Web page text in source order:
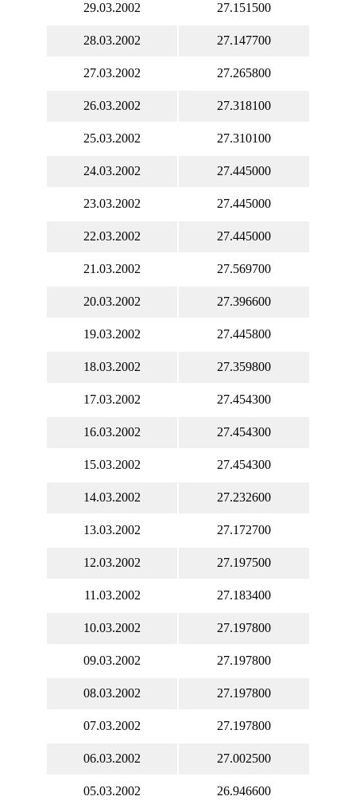
29.03.2002 27.151500
28.03.2002 27.147700
27.03.2002 27.265800
26.03.2002 27.318100
25.03.2002 27.310100
24.03.2002 27.445000
23.03.2002 27.445000
22.03.2002 27.445000
21.03.2002 27.569700
20.03.2002 27.396600
19.03.2002 27.445800
18.03.2002 27.359800
17.03.2002 27.454300
16.03.2002 27.454300
15.03.2002 27.454300
14.03.2002 27.232600
13.03.2002 27.172700
12.03.2002 27.197500
11.03.2002 27.183400
10.03.2002 27.197800
09.03.2002 27.197800
08.03.2002 27.197800
07.03.2002 27.197800
06.03.2002 27.002500
05.03.2002 26.946600